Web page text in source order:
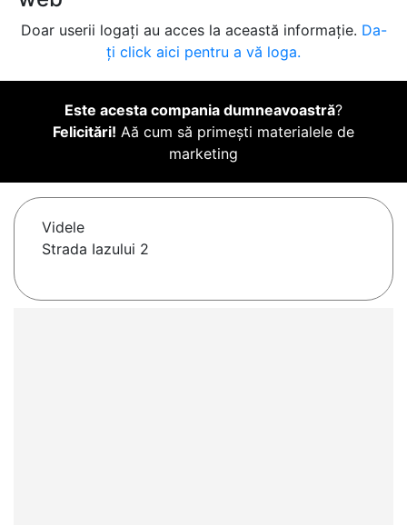
Doar userii logați au acces la această informație. Da-
ți click aici pentru a vă loga.
Este acesta compania dumneavoastră?
Felicitări! Aă cum să primești materialele de
marketing
Videle
Strada Iazului 2